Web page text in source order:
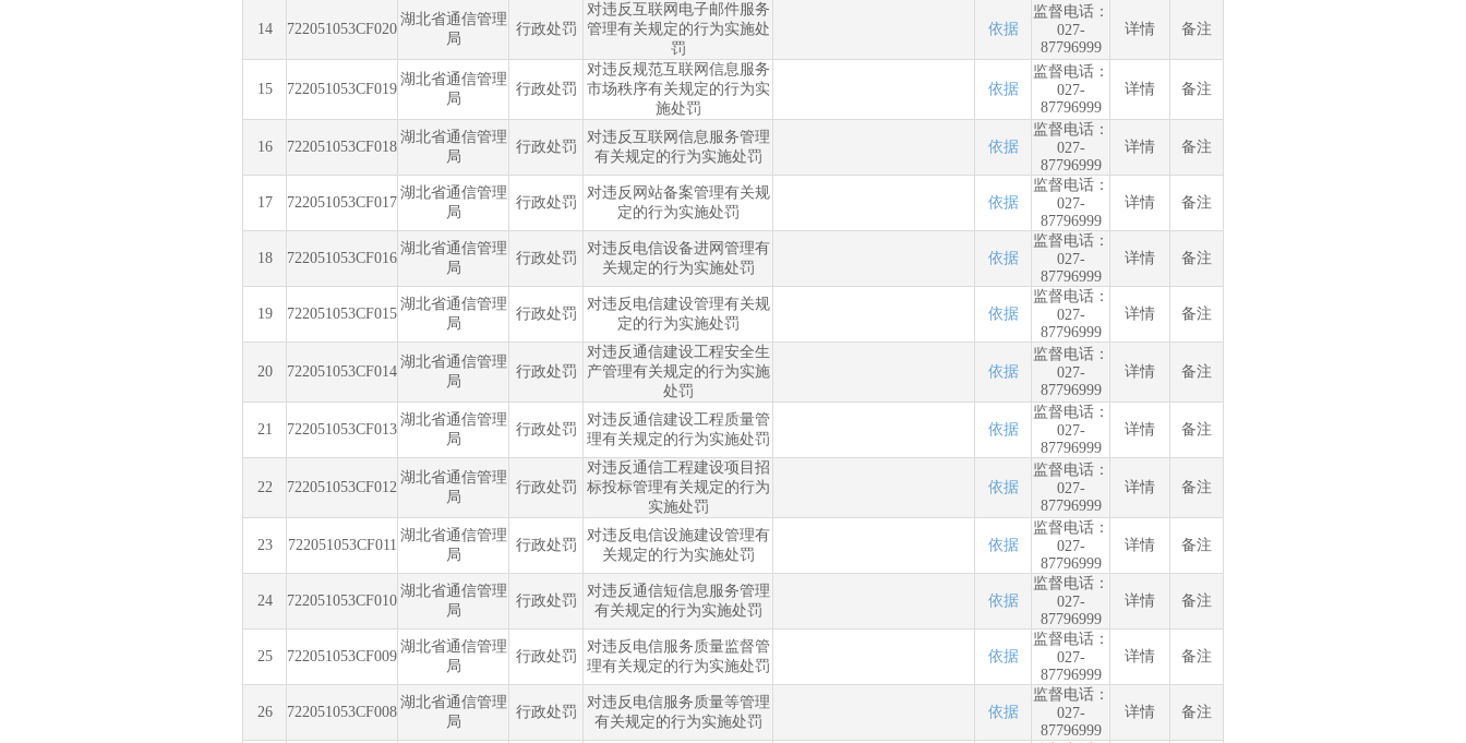
14 722051053CF020
湖北省通信管理
局
行政处罚
对违反互联网电子邮件服务
管理有关规定的行为实施处
罚
依据
监督电话：
027-
87796999
详情 备注
15 722051053CF019
湖北省通信管理
局
行政处罚
对违反规范互联网信息服务
市场秩序有关规定的行为实
施处罚
依据
监督电话：
027-
87796999
详情 备注
16 722051053CF018
湖北省通信管理
局
行政处罚
对违反互联网信息服务管理
有关规定的行为实施处罚
依据
监督电话：
027-
87796999
详情 备注
17 722051053CF017
湖北省通信管理
局
行政处罚
对违反网站备案管理有关规
定的行为实施处罚
依据
监督电话：
027-
87796999
详情 备注
18 722051053CF016
湖北省通信管理
局
行政处罚
对违反电信设备进网管理有
关规定的行为实施处罚
依据
监督电话：
027-
87796999
详情 备注
19 722051053CF015
湖北省通信管理
局
行政处罚
对违反电信建设管理有关规
定的行为实施处罚
依据
监督电话：
027-
87796999
详情 备注
20 722051053CF014
湖北省通信管理
局
行政处罚
对违反通信建设工程安全生
产管理有关规定的行为实施
处罚
依据
监督电话：
027-
87796999
详情 备注
21 722051053CF013
湖北省通信管理
局
行政处罚
对违反通信建设工程质量管
理有关规定的行为实施处罚
依据
监督电话：
027-
87796999
详情 备注
22 722051053CF012
湖北省通信管理
局
行政处罚
对违反通信工程建设项目招
标投标管理有关规定的行为
实施处罚
依据
监督电话：
027-
87796999
详情 备注
23 722051053CF011
湖北省通信管理
局
行政处罚
对违反电信设施建设管理有
关规定的行为实施处罚
依据
监督电话：
027-
87796999
详情 备注
24 722051053CF010
湖北省通信管理
局
行政处罚
对违反通信短信息服务管理
有关规定的行为实施处罚
依据
监督电话：
027-
87796999
详情 备注
25 722051053CF009
湖北省通信管理
局
行政处罚
对违反电信服务质量监督管
理有关规定的行为实施处罚
依据
监督电话：
027-
87796999
详情 备注
26 722051053CF008
湖北省通信管理
局
行政处罚
对违反电信服务质量等管理
有关规定的行为实施处罚
依据
监督电话：
027-
87796999
详情 备注